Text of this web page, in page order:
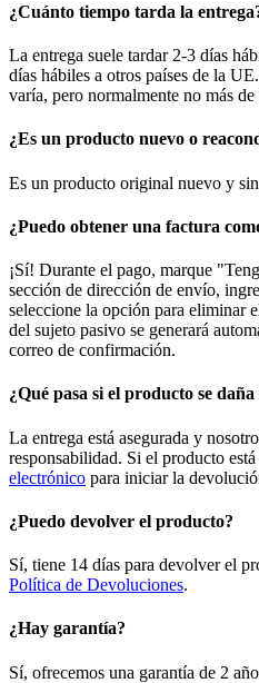
¿Cuánto tiempo tarda la
La entrega suele tardar 2-3 días
días hábiles a otros países de la
varía, pero normalmente no más de
¿Es un producto nuevo o
Es un producto original nuevo y
¿Puedo obtener una factura
¡Sí! Durante el pago, marque
sección de dirección de envío,
seleccione la opción para eliminar
del sujeto pasivo se generará
correo de confirmación.
¿Qué pasa si el producto se
La entrega está asegurada y
responsabilidad. Si el producto está
electrónico para iniciar la
¿Puedo devolver el producto?
Sí, tiene 14 días para devolver el
Política de Devoluciones.
¿Hay garantía?
Sí, ofrecemos una garantía de 2